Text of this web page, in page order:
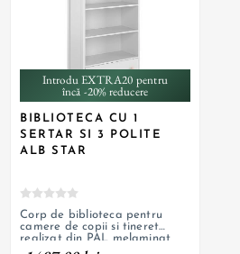
Introdu EXTRA20 pentru
încă -20% reducere
BIBLIOTECA CU 1
SERTAR SI 3 POLITE
ALB STAR
Corp de biblioteca pentru
camere de copii si tineret
realizat din PAL melaminat
alb cu detalii roz